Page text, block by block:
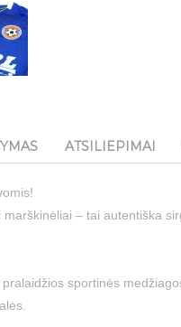
ATSILIEPIMAI
marškinėliai – tai autentiška
sportinės